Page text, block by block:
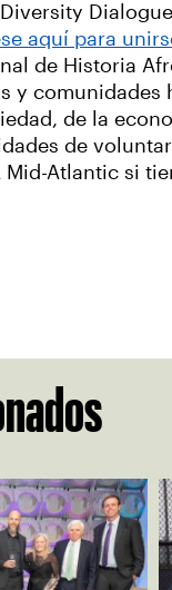
aquí para
de Historia
y comunidades
de la
de
Mid-Atlantic si